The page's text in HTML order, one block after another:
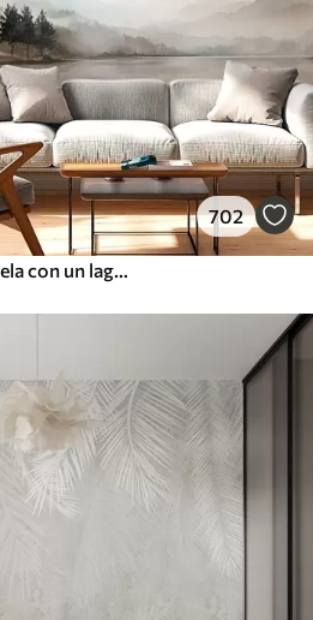
702
tranquilo paisaje en acuarela con un lago y un árbol en flor